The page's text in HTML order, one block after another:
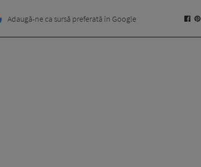
Adaugă-ne ca sursă preferată în Google